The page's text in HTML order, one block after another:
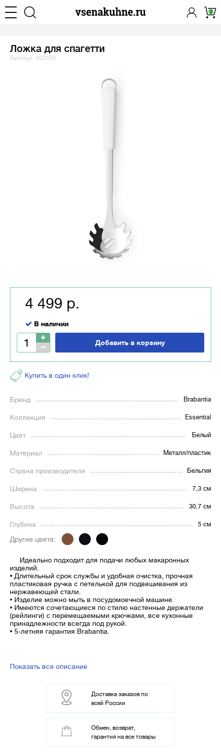
0
Ложка для спагетти
Артикул: 400582
Бренд Brabantia
Коллекция Essential
Цвет Белый
Материал Металл/пластик
Страна производителя Бельгия
Ширина 7,3 см
Высота 30,7 см
Глубина 5 см
Другие цвета:
Идеально подходит для подачи любых макаронных
изделий.
• Длительный срок службы и удобная очистка, прочная
пластиковая ручка с петелькой для подвешивания из
нержавеющей стали.
• Изделие можно мыть в посудомоечной машине.
• Имеются сочетающиеся по стилю настенные держатели
(рейлинги) с перемещаемыми крючками, все кухонные
принадлежности всегда под рукой.
• 5-летняя гарантия Brabantia.
Показать все описание
Доставка заказов по
всей России
Обмен, возврат,
гарантия на все товары
4 499 р.
В наличии
Добавить в корзину
Купить в один клик!